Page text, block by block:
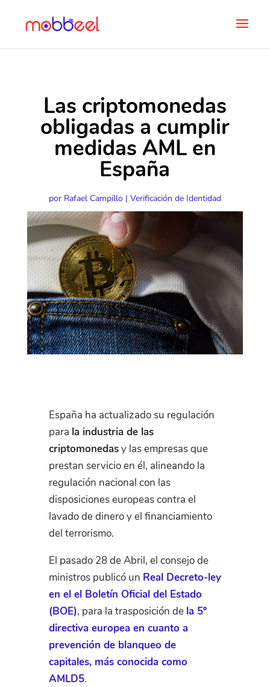
Las criptomonedas
obligadas a cumplir
medidas AML en
España
por Rafael Campillo| Verificación de Identidad
España ha actualizado su regulación
para la industria de las
criptomonedasy las empresas que
prestan servicio en él, alineando la
regulación nacional con las
disposiciones europeas contra el
lavado de dinero y el financiamiento
del terrorismo.
El pasado 28 de Abril, el consejo de
ministros publicó un Real Decreto-ley
en el el Boletín Oficial del Estado
(BOE), para la trasposición de la 5º
directiva europea en cuanto a
prevención de blanqueo de
capitales, más conocida como
AMLD5.